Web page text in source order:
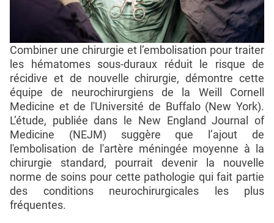
Combiner une chirurgie et l’embolisation pour traiter
les hématomes sous-duraux réduit le risque de
récidive et de nouvelle chirurgie, démontre cette
équipe de neurochirurgiens de la Weill Cornell
Medicine et de l'Université de Buffalo (New York).
L’étude, publiée dans le New England Journal of
Medicine (NEJM) suggère que l’ajout de
l'embolisation de l'artère méningée moyenne à la
chirurgie standard, pourrait devenir la nouvelle
norme de soins pour cette pathologie qui fait partie
des conditions neurochirurgicales les plus
fréquentes.